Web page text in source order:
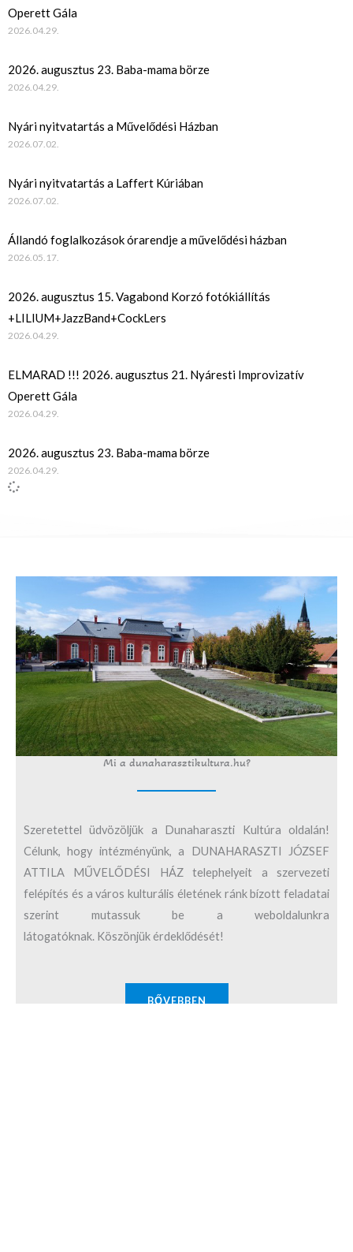
Operett Gála
2026.04.29.
2026. augusztus 23. Baba-mama börze
2026.04.29.
Nyári nyitvatartás a Művelődési Házban
2026.07.02.
Nyári nyitvatartás a Laffert Kúriában
2026.07.02.
Állandó foglalkozások órarendje a művelődési házban
2026.05.17.
2026. augusztus 15. Vagabond Korzó fotókiállítás
+LILIUM+JazzBand+CockLers
2026.04.29.
ELMARAD !!! 2026. augusztus 21. Nyáresti Improvizatív
Operett Gála
2026.04.29.
2026. augusztus 23. Baba-mama börze
2026.04.29.
Mi a dunaharasztikultura.hu?
Szeretettel üdvözöljük a Dunaharaszti Kultúra oldalán!
Célunk, hogy intézményünk, a DUNAHARASZTI JÓZSEF
ATTILA MŰVELŐDÉSI HÁZ telephelyeit a szervezeti
felépítés és a város kulturális életének ránk bízott feladatai
szerint mutassuk be a weboldalunkra
látogatóknak. Köszönjük érdeklődését!
BŐVEBBEN